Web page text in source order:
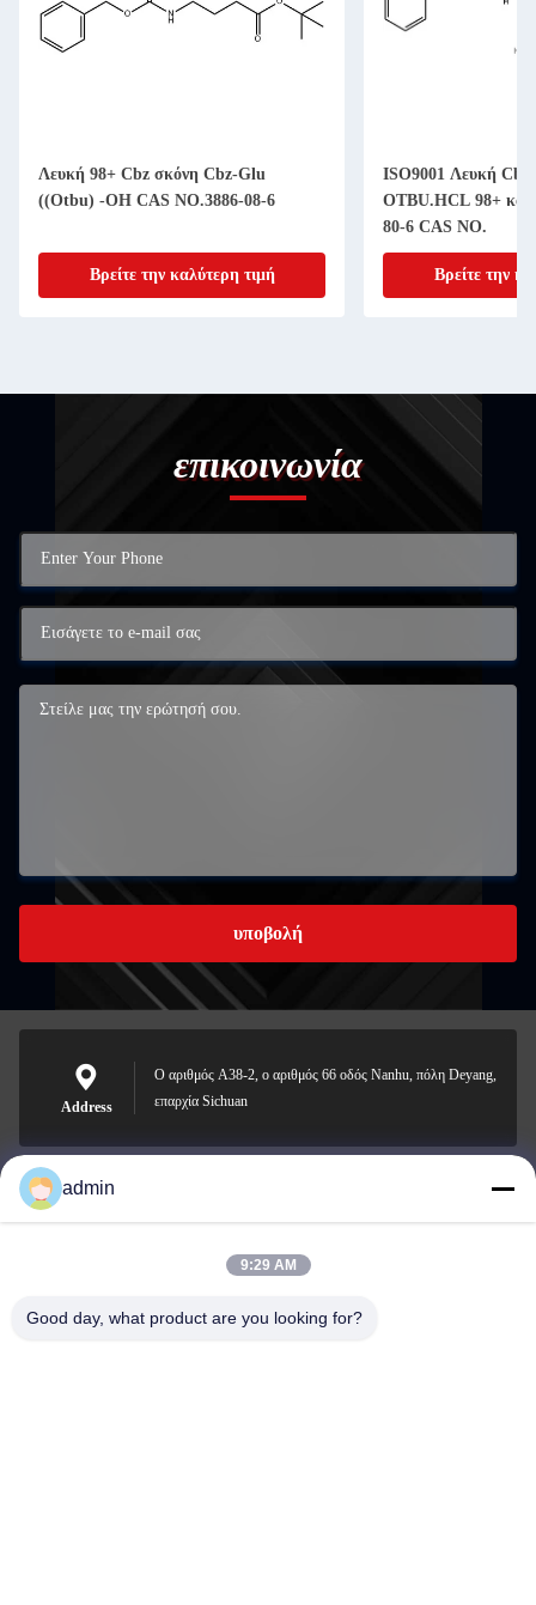
Λευκή 98+ Cbz σκόνη Cbz-Glu
((Otbu) -OH CAS NO.3886-08-6
Βρείτε την καλύτερη τιμή
ISO9001 Λευκή
OTBU.HCL 98+
80-6 CAS NO.
Βρείτε την
επικοινωνία
υποβολή
Address
Ο αριθμός A38-2, ο αριθμός 66 οδός Nanhu, πόλη Deyang,
επαρχία Sichuan
Nero@enlaibio.com
admin
9:29 AM
Good day, what product are you looking for?